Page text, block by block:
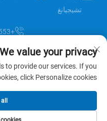
تشيجيانغ
+86-17357016553
[email protected]
حقوق النشر © Zhejiang Universal Trading Co.,Ltd. جميع الحقوق محفوظة
سياسة
We value your privacy
to provide our services. If you
click Personalize cookies.